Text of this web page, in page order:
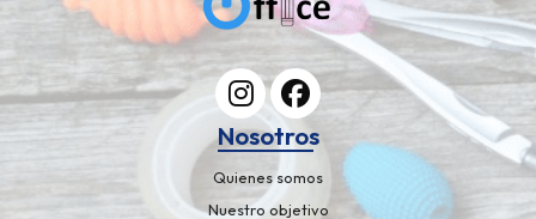
Nosotros
Quienes somos
Nuestro objetivo